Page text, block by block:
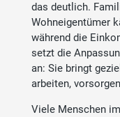
das deutlich.
Wohneigentümer
während die
setzt die
an: Sie bringt
arbeiten,
Viele Menschen